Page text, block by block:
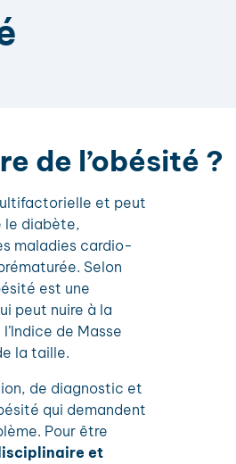
de l’obésité ?
et peut
le diabète,
maladies cardio-
Selon
est une
peut nuire à la
de Masse
la taille.
de diagnostic et
qui demandent
Pour être
et